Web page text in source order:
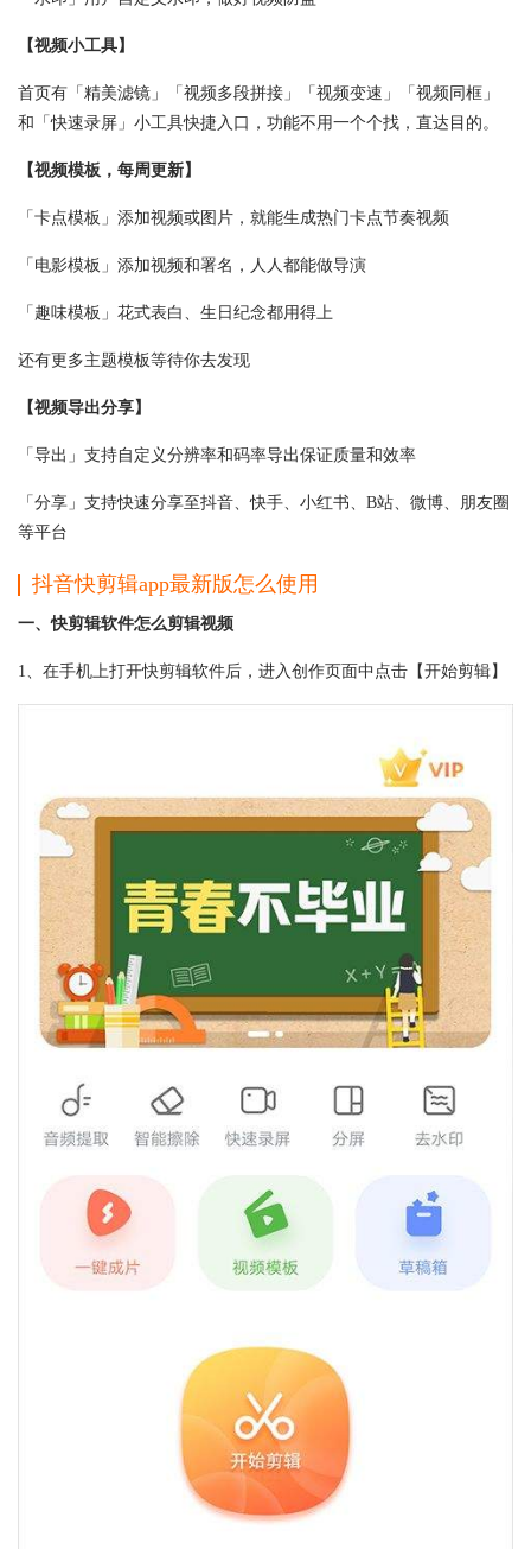
【视频小工具】
首页有「精美滤镜」「视频多段拼接」「视频变速」「视频同框」
和「快速录屏」小工具快捷入口，功能不用一个个找，直达目的。
【视频模板，每周更新】
「卡点模板」添加视频或图片，就能生成热门卡点节奏视频
「电影模板」添加视频和署名，人人都能做导演
「趣味模板」花式表白、生日纪念都用得上
还有更多主题模板等待你去发现
【视频导出分享】
「导出」支持自定义分辨率和码率导出保证质量和效率
「分享」支持快速分享至抖音、快手、小红书、B站、微博、朋友圈
等平台
抖音快剪辑app最新版怎么使用
一、快剪辑软件怎么剪辑视频
1、在手机上打开快剪辑软件后，进入创作页面中点击【开始剪辑】